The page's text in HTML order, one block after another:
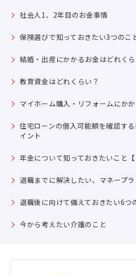
社会人1、2年目のお金事情
保険選びで知っておきたい3つのこ
結婚・出産にかかるお金はどれくら
教育資金はどれくらい？
マイホーム購入・リフォームにか
住宅ローンの借入可能額を確認す
イント
年金について知っておきたいこと【
退職までに解決したい、マネープ
退職後に向けて備えておきたい6つ
今から考えたい介護のこと